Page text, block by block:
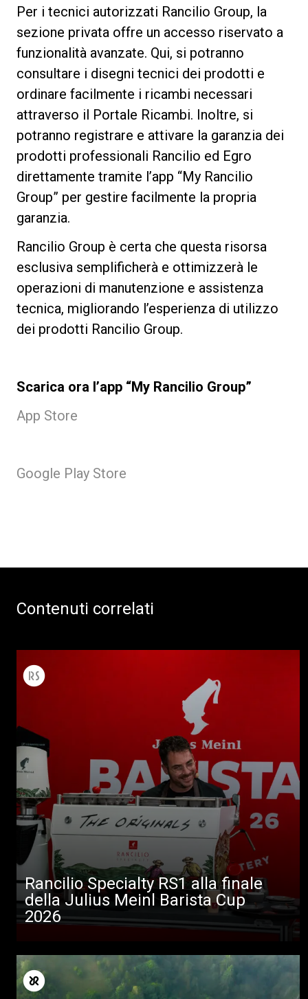
Per i tecnici autorizzati Rancilio Group, la
sezione privata offre un accesso riservato a
funzionalità avanzate. Qui, si potranno
consultare i disegni tecnici dei prodotti e
ordinare facilmente i ricambi necessari
attraverso il Portale Ricambi. Inoltre, si
potranno registrare e attivare la garanzia dei
prodotti professionali Rancilio ed Egro
direttamente tramite l’app “My Rancilio
Group” per gestire facilmente la propria
garanzia.
Rancilio Group è certa che questa risorsa
esclusiva semplificherà e ottimizzerà le
operazioni di manutenzione e assistenza
tecnica, migliorando l’esperienza di utilizzo
dei prodotti Rancilio Group.
Scarica ora l’app “My Rancilio Group”
App Store
Google Play Store
Contenuti correlati
Rancilio Specialty RS1 alla finale
della Julius Meinl Barista Cup
2026